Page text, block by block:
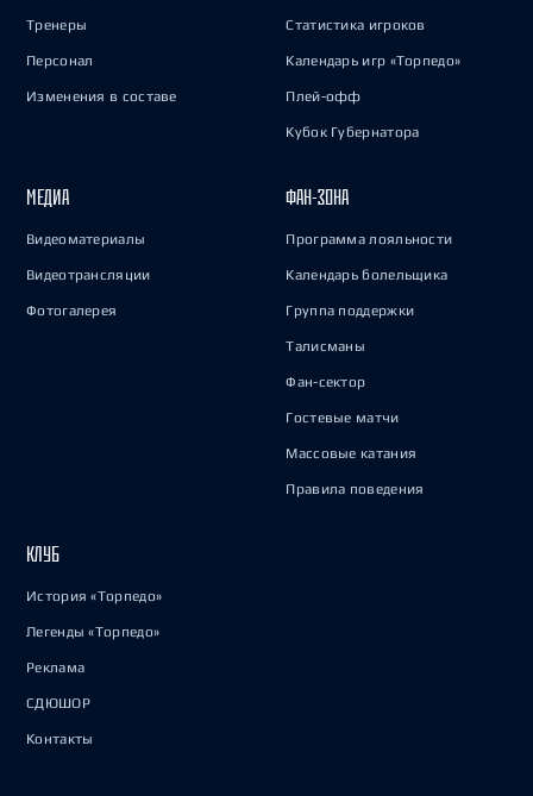
Тренеры
Персонал
Изменения в составе
Статистика игроков
Календарь игр «Торпедо»
Плей-офф
Кубок Губернатора
МЕДИА
Видеоматериалы
Видеотрансляции
Фотогалерея
ФАН-ЗОНА
Программа лояльности
Календарь болельщика
Группа поддержки
Талисманы
Фан-сектор
Гостевые матчи
Массовые катания
Правила поведения
КЛУБ
История «Торпедо»
Легенды «Торпедо»
Реклама
СДЮШОР
Контакты